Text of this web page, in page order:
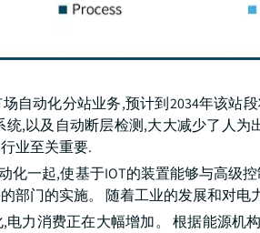
自动化分站业务,预计到2034年该站
统,以及自动断层检测,大大减少了人
业至关重要.
化一起,使基于IOT的装置能够与高
部门的实施。 随着工业的发展和对
力消费正在大幅增加。 根据能源机